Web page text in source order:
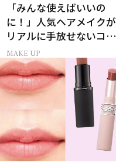
「みんな使えばいいの
に！」人気ヘアメイクが
リアルに手放せないコス
メ
MAKE UP